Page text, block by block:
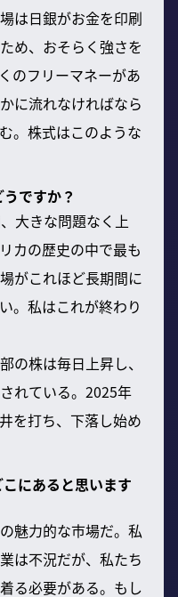
は日銀がお金を印刷
め、おそらく強さを
のフリーマネーがあ
に流れなければなら
。株式はこのような
ですか？
大きな問題なく上
カの歴史の中で最も
がこれほど長期間に
。私はこれが終わり
の株は毎日上昇し、
れている。2025年
を打ち、下落し始め
にあると思います
魅力的な市場だ。私
は不況だが、私たち
る必要がある。もし